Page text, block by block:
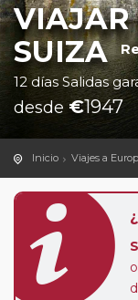
VIAJAR
SUIZA
12 días Salidas
desde €1947
Inicio Viajes a